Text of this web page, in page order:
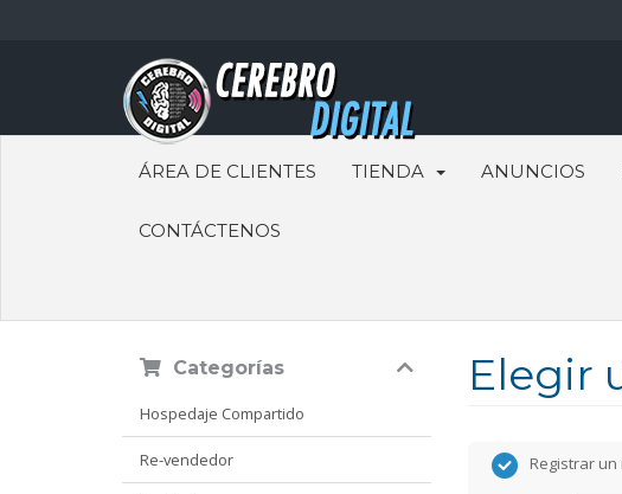
ÁREA DE CLIENTES TIENDA ANUNCIOS
CONTÁCTENOS
Elegir
Categorías
Hospedaje Compartido
Re-vendedor Registrar